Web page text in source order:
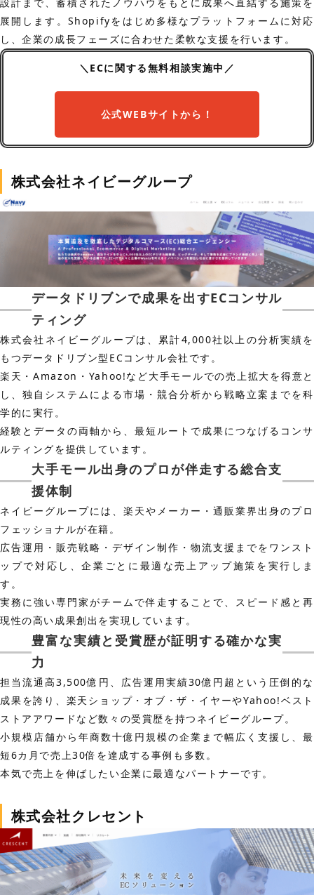
展開します。Shopifyをはじめ多様なプラットフォームに対応
し、企業の成長フェーズに合わせた柔軟な支援を行います。
＼ECに関する無料相談実施中／
公式WEBサイトから！
株式会社ネイビーグループ
データドリブンで成果を出すECコンサル
ティング
株式会社ネイビーグループは、累計4,000社以上の分析実績を
もつデータドリブン型ECコンサル会社です。
楽天・Amazon・Yahoo!など大手モールでの売上拡大を得意と
し、独自システムによる市場・競合分析から戦略立案までを科
学的に実行。
経験とデータの両軸から、最短ルートで成果につなげるコンサ
ルティングを提供しています。
大手モール出身のプロが伴走する総合支
援体制
ネイビーグループには、楽天やメーカー・通販業界出身のプロ
フェッショナルが在籍。
広告運用・販売戦略・デザイン制作・物流支援までをワンスト
ップで対応し、企業ごとに最適な売上アップ施策を実行しま
す。
実務に強い専門家がチームで伴走することで、スピード感と再
現性の高い成果創出を実現しています。
豊富な実績と受賞歴が証明する確かな実
力
担当流通高3,500億円、広告運用実績30億円超という圧倒的な
成果を誇り、楽天ショップ・オブ・ザ・イヤーやYahoo!ベスト
ストアアワードなど数々の受賞歴を持つネイビーグループ。
小規模店舗から年商数十億円規模の企業まで幅広く支援し、最
短6カ月で売上30倍を達成する事例も多数。
本気で売上を伸ばしたい企業に最適なパートナーです。
株式会社クレセント